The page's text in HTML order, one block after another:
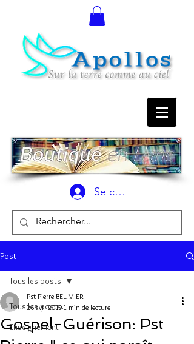
Se connecter
Post
Tous les posts
Enseignement
Tous les posts
Gospel-Guérison: Pst
Pst Pierre BEUMIER
26 avr. 2019 1 min de lecture